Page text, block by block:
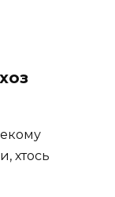
хтось